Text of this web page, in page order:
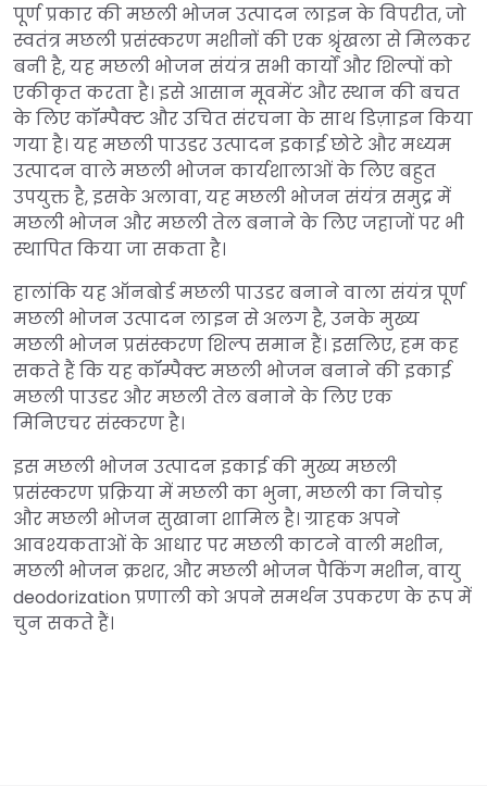
पूर्ण प्रकार की मछली भोजन उत्पादन लाइन के विपरीत, जो
स्वतंत्र मछली प्रसंस्करण मशीनों की एक श्रृंखला से मिलकर
बनी है, यह मछली भोजन संयंत्र सभी कार्यों और शिल्पों को
एकीकृत करता है। इसे आसान मूवमेंट और स्थान की बचत
के लिए कॉम्पैक्ट और उचित संरचना के साथ डिज़ाइन किया
गया है। यह मछली पाउडर उत्पादन इकाई छोटे और मध्यम
उत्पादन वाले मछली भोजन कार्यशालाओं के लिए बहुत
उपयुक्त है, इसके अलावा, यह मछली भोजन संयंत्र समुद्र में
मछली भोजन और मछली तेल बनाने के लिए जहाजों पर भी
स्थापित किया जा सकता है।
हालांकि यह ऑनबोर्ड मछली पाउडर बनाने वाला संयंत्र पूर्ण
मछली भोजन उत्पादन लाइन से अलग है, उनके मुख्य
मछली भोजन प्रसंस्करण शिल्प समान हैं। इसलिए, हम कह
सकते हैं कि यह कॉम्पैक्ट मछली भोजन बनाने की इकाई
मछली पाउडर और मछली तेल बनाने के लिए एक
मिनिएचर संस्करण है।
इस मछली भोजन उत्पादन इकाई की मुख्य मछली
प्रसंस्करण प्रक्रिया में मछली का भुना, मछली का निचोड़
और मछली भोजन सुखाना शामिल है। ग्राहक अपने
आवश्यकताओं के आधार पर मछली काटने वाली मशीन,
मछली भोजन क्रशर, और मछली भोजन पैकिंग मशीन, वायु
deodorization प्रणाली को अपने समर्थन उपकरण के रूप में
चुन सकते हैं।